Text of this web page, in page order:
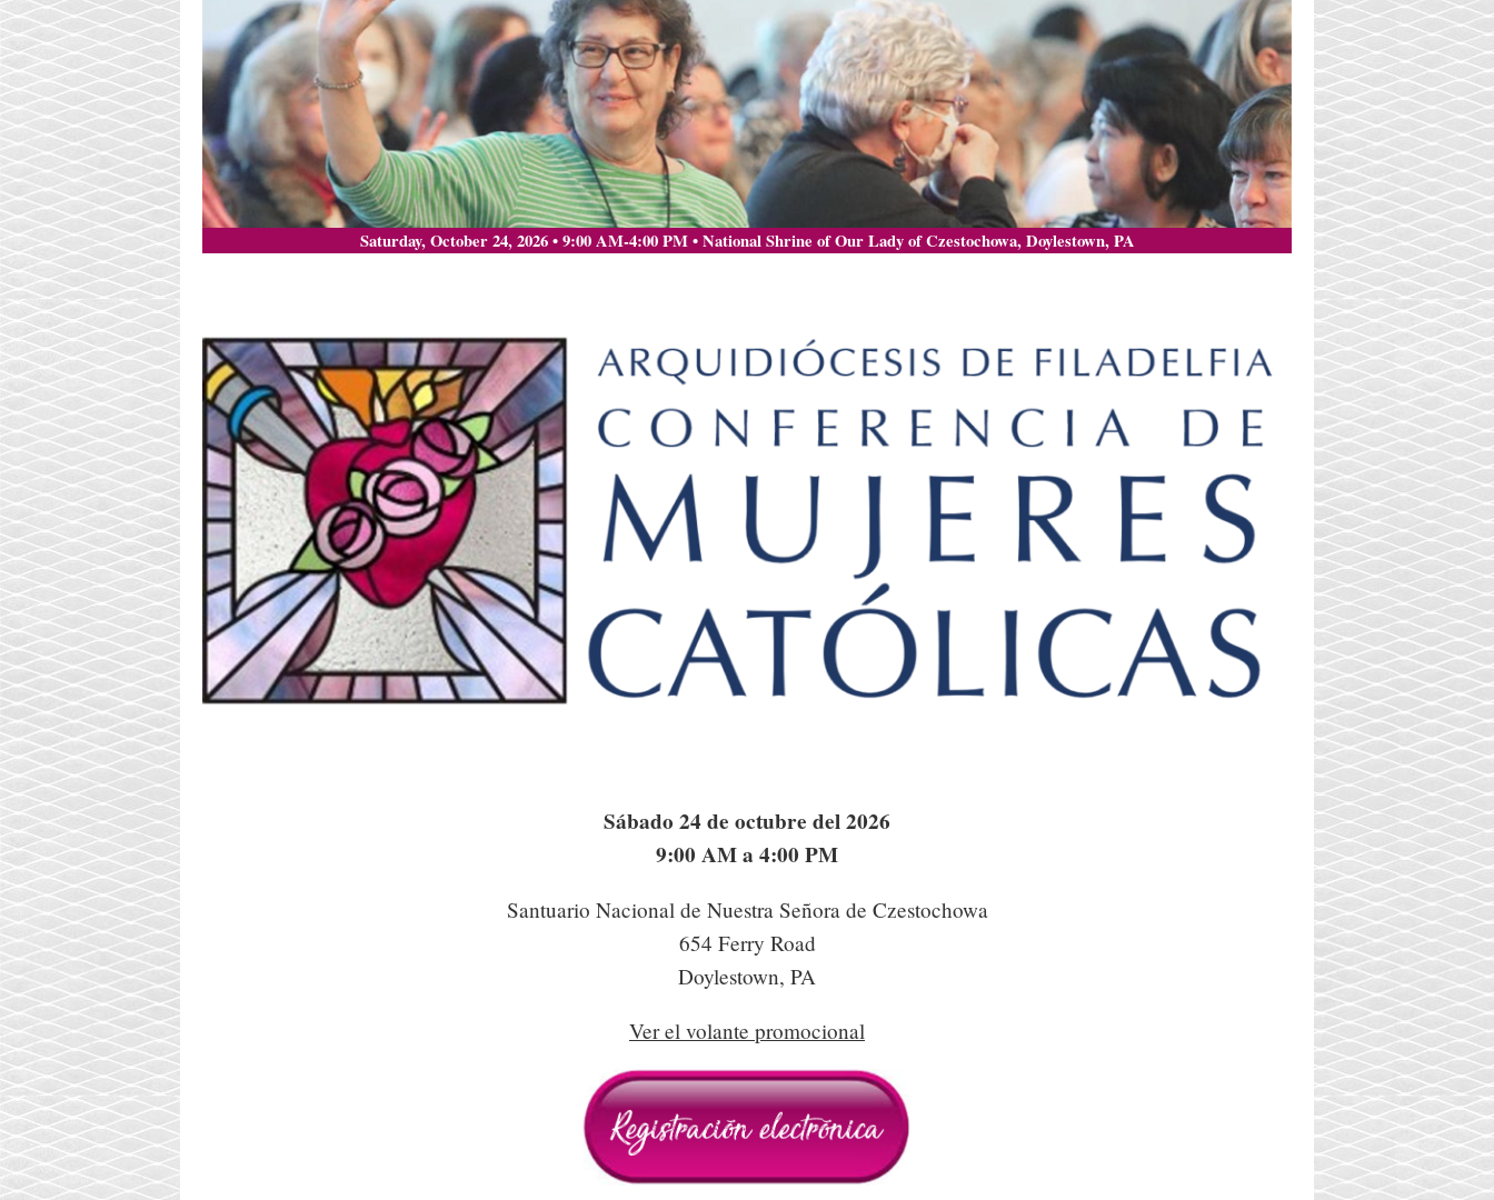
Saturday, October 24, 2026 • 9:00 AM-4:00 PM • National Shrine of Our Lady of Czestochowa, Doylestown, PA
Sábado 24 de octubre del 2026
9:00 AM a 4:00 PM
Santuario Nacional de Nuestra Señora de Czestochowa
654 Ferry Road
Doylestown, PA
Ver el volante promocional